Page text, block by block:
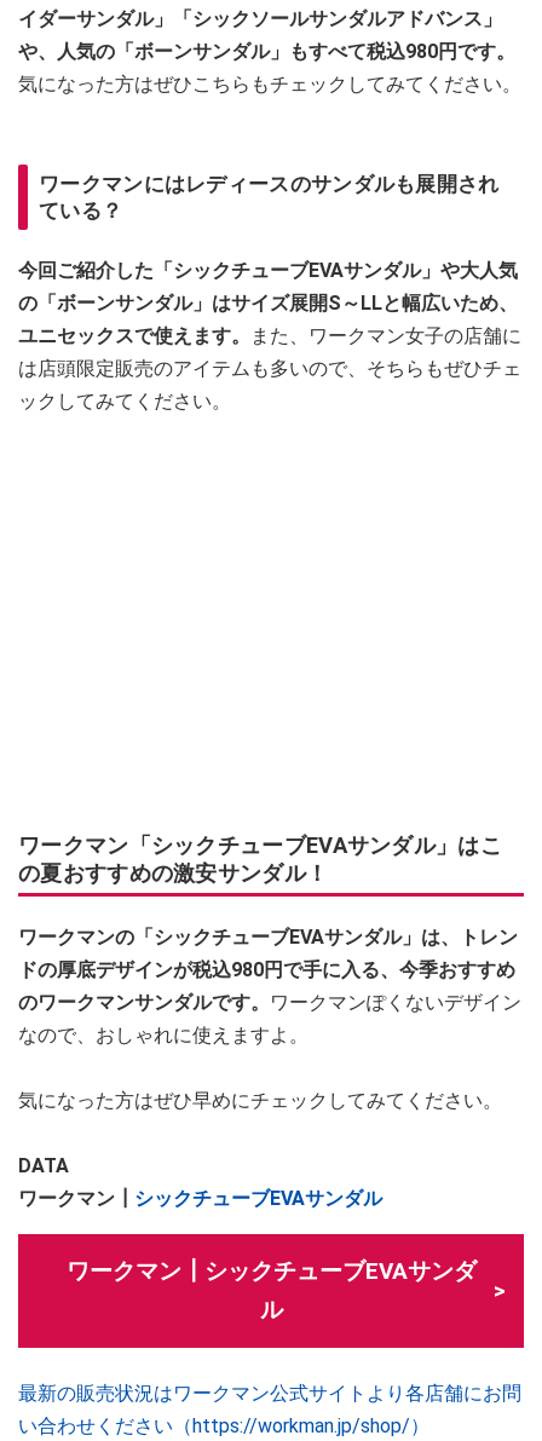
イダーサンダル」「シックソールサンダルアドバンス」
や、人気の「ボーンサンダル」もすべて税込980円です。
気になった方はぜひこちらもチェックしてみてください。
ワークマンにはレディースのサンダルも展開され
ている？
今回ご紹介した「シックチューブEVAサンダル」や大人気
の「ボーンサンダル」はサイズ展開S～LLと幅広いため、
ユニセックスで使えます。
また、ワークマン女子の店舗に
は店頭限定販売のアイテムも多いので、そちらもぜひチェ
ックしてみてください。
ワークマン「シックチューブEVAサンダル」はこ
の夏おすすめの激安サンダル！
ワークマンの「シックチューブEVAサンダル」は、トレン
ドの厚底デザインが税込980円で手に入る、今季おすすめ
のワークマンサンダルです。
ワークマンぽくないデザイン
なので、おしゃれに使えますよ。
気になった方はぜひ早めにチェックしてみてください。
DATA
ワークマン┃ シックチューブEVAサンダル
ワークマン┃シックチューブEVAサンダ
ル
最新の販売状況はワークマン公式サイトより各店舗にお問
い合わせください（https://workman.jp/shop/）